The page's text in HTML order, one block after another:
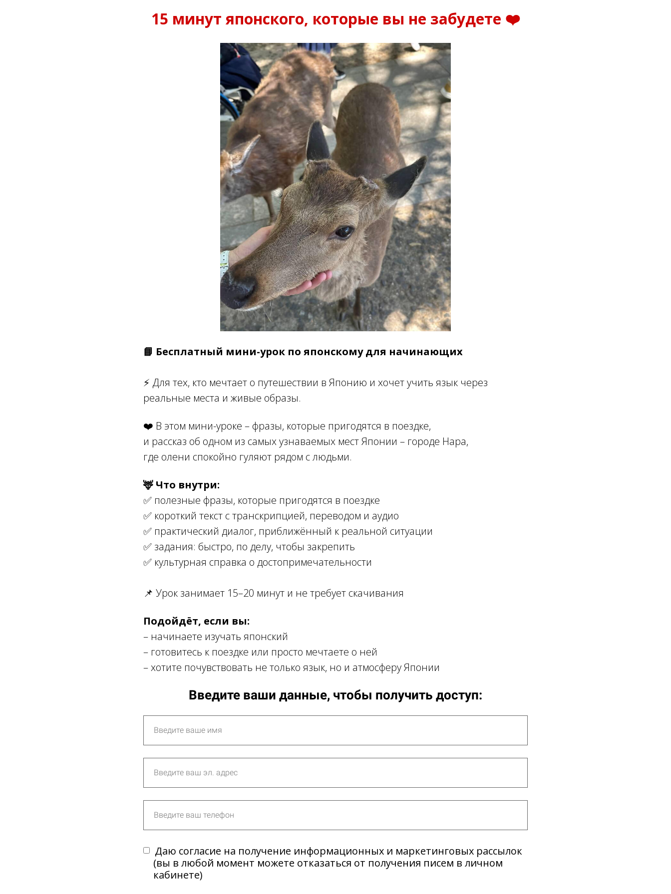
15 минут японского, которые вы не забудете ❤️
📘 Бесплатный мини-урок по японскому для начинающих
⚡️ Для тех, кто мечтает о путешествии в Японию и хочет учить язык через
реальные места и живые образы.
❤️ В этом мини-уроке – фразы, которые пригодятся в поездке,
и рассказ об одном из самых узнаваемых мест Японии – городе Нара,
где олени спокойно гуляют рядом с людьми.
🦌 Что внутри:
✅ полезные фразы, которые пригодятся в поездке
✅ короткий текст с транскрипцией, переводом и аудио
✅ практический диалог, приближённый к реальной ситуации
✅ задания: быстро, по делу, чтобы закрепить
✅ культурная справка о достопримечательности
📌 Урок занимает 15–20 минут и не требует скачивания
Подойдёт, если вы:
– начинаете изучать японский
– готовитесь к поездке или просто мечтаете о ней
– хотите почувствовать не только язык, но и атмосферу Японии
Введите ваши данные, чтобы получить доступ:
Даю согласие на получение информационных и маркетинговых рассылок
(вы в любой момент можете отказаться от получения писем в личном
кабинете)